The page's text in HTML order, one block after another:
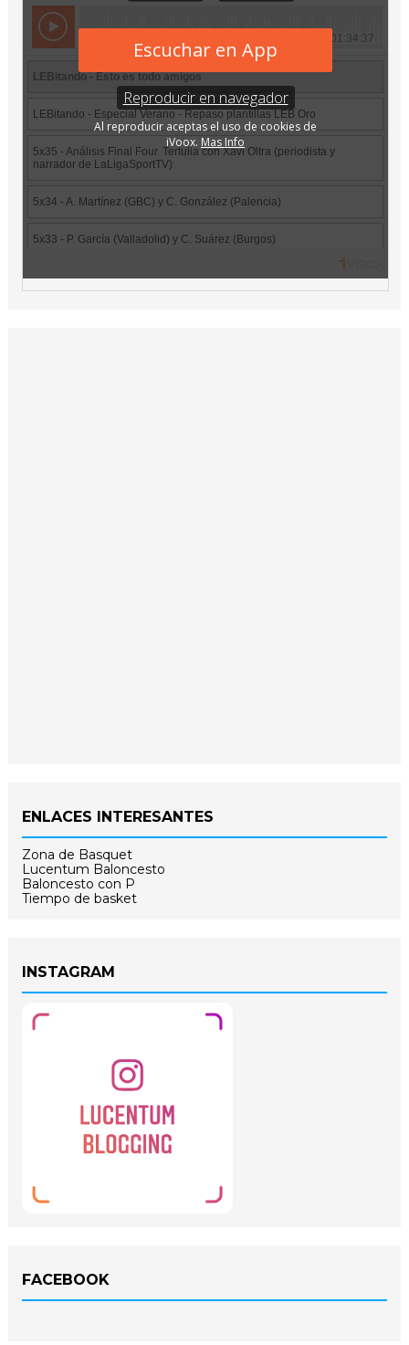
ENLACES INTERESANTES
Zona de Basquet
Lucentum Baloncesto
Baloncesto con P
Tiempo de basket
INSTAGRAM
FACEBOOK